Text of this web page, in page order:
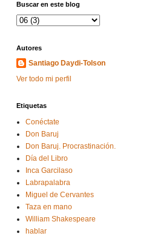
Buscar en este blog
Autores
Santiago Daydi-Tolson
Ver todo mi perfil
Etiquetas
Conéctate
Don Baruj
Don Baruj. Procrastinación.
Día del Libro
Inca Garcilaso
Labrapalabra
Miguel de Cervantes
Taza en mano
William Shakespeare
hablar